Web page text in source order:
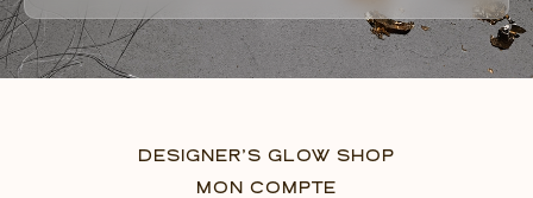
DESIGNER’S GLOW SHOP
MON COMPTE